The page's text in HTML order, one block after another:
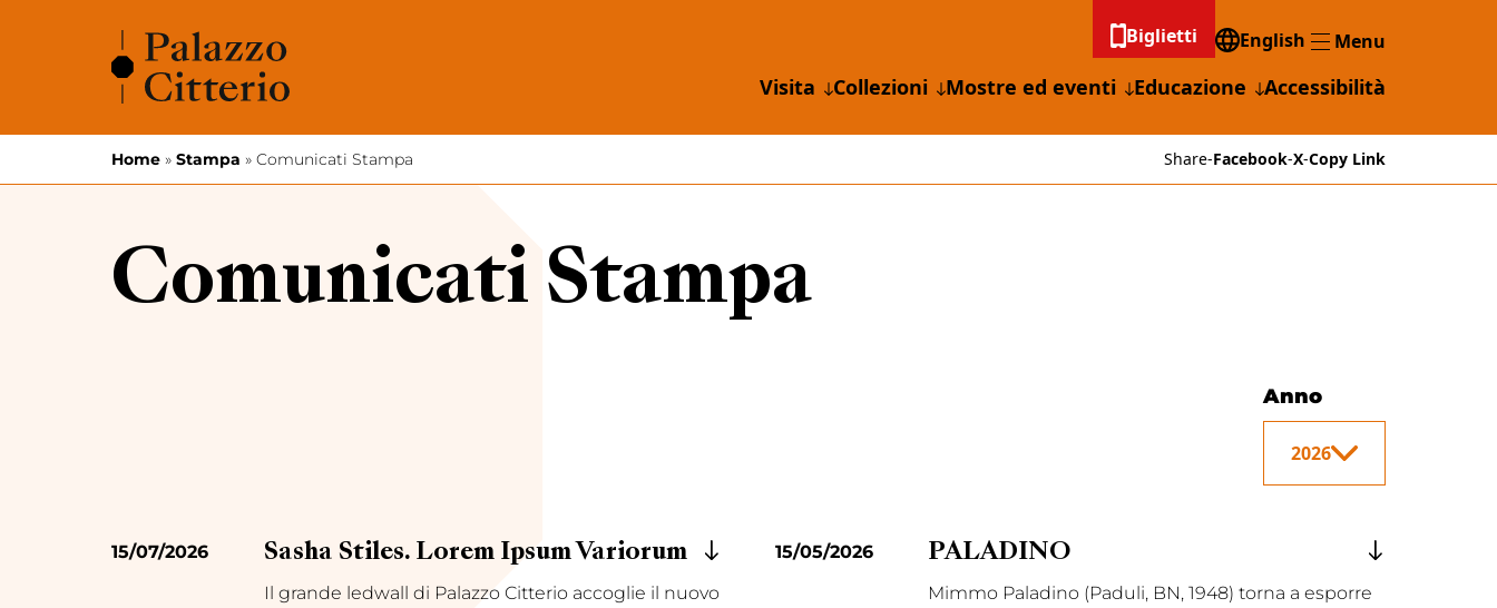
Biglietti
English
MenuMenu
Visita Collezioni Mostre ed eventi Educazione Accessibilità
Home » Stampa » Comunicati Stampa Share-Facebook-X-Copy Link
Comunicati Stampa
Anno
2026
2024
15/07/2026 Sasha Stiles. Lorem Ipsum Variorum
Il grande ledwall di Palazzo Citterio accoglie il nuovo
15/05/2026 PALADINO
Mimmo Paladino (Paduli, BN, 1948) torna a esporre